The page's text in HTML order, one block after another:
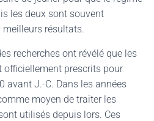
les deux sont souvent
résultats.
recherches ont révélé que les
officiellement prescrits pour
avant J.-C. Dans les années
moyen de traiter les
utilisés depuis lors. Ces